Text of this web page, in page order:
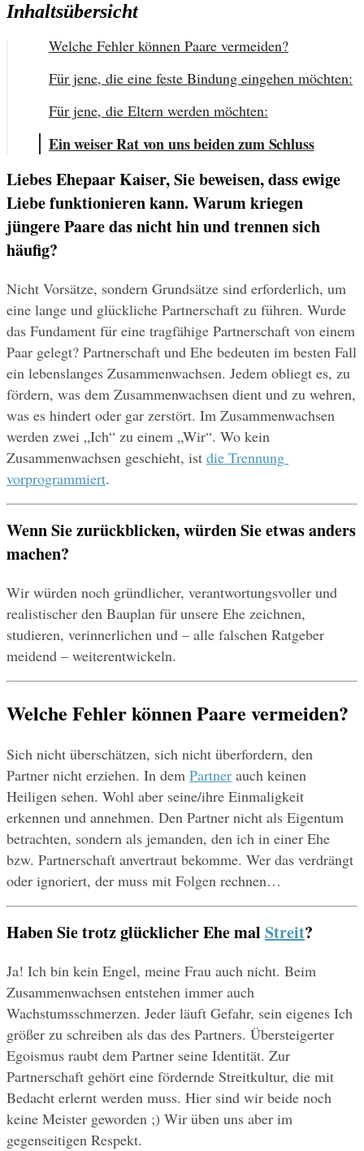
Inhaltsübersicht
Welche Fehler können Paare vermeiden?
Für jene, die eine feste Bindung eingehen möchten:
Für jene, die Eltern werden möchten:
Ein weiser Rat von uns beiden zum Schluss
Liebes Ehepaar Kaiser, Sie beweisen, dass ewige
Liebe funktionieren kann. Warum kriegen
jüngere Paare das nicht hin und trennen sich
häufig?
Nicht Vorsätze, sondern Grundsätze sind erforderlich, um
eine lange und glückliche Partnerschaft zu führen. Wurde
das Fundament für eine tragfähige Partnerschaft von einem
Paar gelegt? Partnerschaft und Ehe bedeuten im besten Fall
ein lebenslanges Zusammenwachsen. Jedem obliegt es, zu
fördern, was dem Zusammenwachsen dient und zu wehren,
was es hindert oder gar zerstört. Im Zusammenwachsen
werden zwei „Ich“ zu einem „Wir“. Wo kein
Zusammenwachsen geschieht, ist die Trennung
vorprogrammiert.
Wenn Sie zurückblicken, würden Sie etwas anders
machen?
Wir würden noch gründlicher, verantwortungsvoller und
realistischer den Bauplan für unsere Ehe zeichnen,
studieren, verinnerlichen und – alle falschen Ratgeber
meidend – weiterentwickeln.
Welche Fehler können Paare vermeiden?
Sich nicht überschätzen, sich nicht überfordern, den
Partner nicht erziehen. In dem Partner auch keinen
Heiligen sehen. Wohl aber seine/ihre Einmaligkeit
erkennen und annehmen. Den Partner nicht als Eigentum
betrachten, sondern als jemanden, den ich in einer Ehe
bzw. Partnerschaft anvertraut bekomme. Wer das verdrängt
oder ignoriert, der muss mit Folgen rechnen…
Haben Sie trotz glücklicher Ehe mal Streit?
Ja! Ich bin kein Engel, meine Frau auch nicht. Beim
Zusammenwachsen entstehen immer auch
Wachstumsschmerzen. Jeder läuft Gefahr, sein eigenes Ich
größer zu schreiben als das des Partners. Übersteigerter
Egoismus raubt dem Partner seine Identität. Zur
Partnerschaft gehört eine fördernde Streitkultur, die mit
Bedacht erlernt werden muss. Hier sind wir beide noch
keine Meister geworden ;) Wir üben uns aber im
gegenseitigen Respekt.